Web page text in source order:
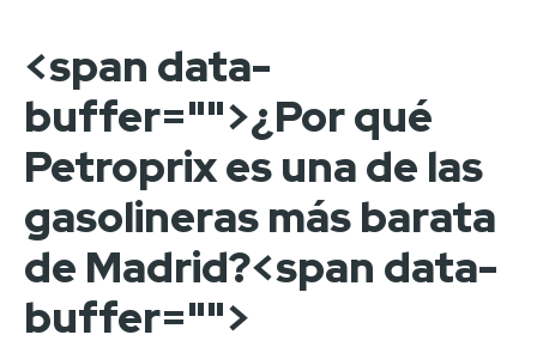
<span data-
buffer="">¿Por qué
Petroprix es una de las
gasolineras más barata
de Madrid?<span data-
buffer="">